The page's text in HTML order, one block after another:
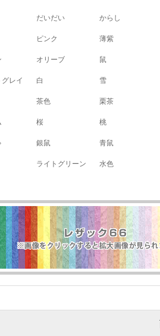
だいだい からし
ピンク 薄紫
オリーブ 鼠
レイ 白 雪
茶色 栗茶
桜 桃
銀鼠 青鼠
ライトグリーン 水色